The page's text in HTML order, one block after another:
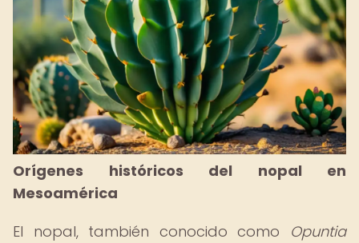
Orígenes históricos del nopal en
Mesoamérica
El nopal, también conocido como Opuntia